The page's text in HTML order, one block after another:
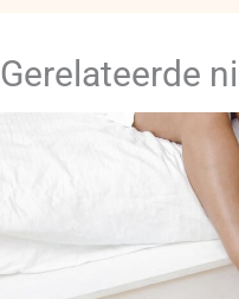
Gerelateerde